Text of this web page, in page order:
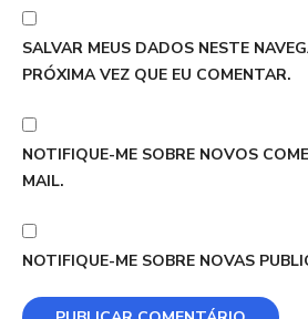
SALVAR MEUS DADOS NESTE
PRÓXIMA VEZ QUE EU COMENTAR.
NOTIFIQUE-ME SOBRE NOVOS
MAIL.
NOTIFIQUE-ME SOBRE NOVAS